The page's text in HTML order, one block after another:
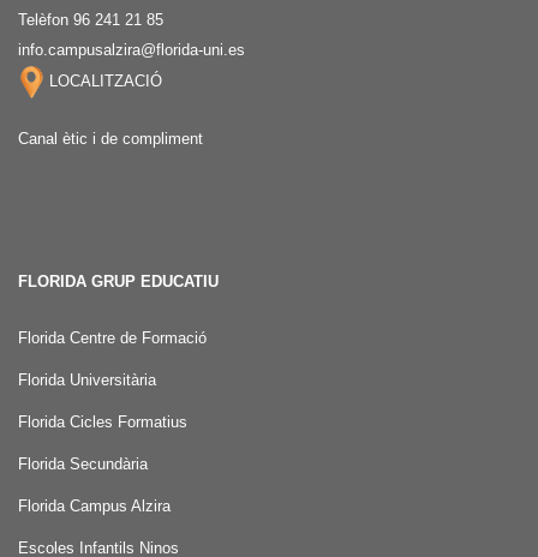
Telèfon 96 241 21 85
info.campusalzira@florida-uni.es
LOCALITZACIÓ
Canal ètic i de compliment
FLORIDA GRUP EDUCATIU
Florida Centre de Formació
Florida Universitària
Florida Cicles Formatius
Florida Secundària
Florida Campus Alzira
Escoles Infantils Ninos